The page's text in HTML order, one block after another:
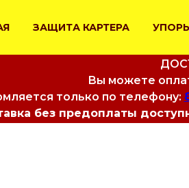
ЗАЩИТА КАРТЕРА
Вы можете
только по телефону:
без предоплаты